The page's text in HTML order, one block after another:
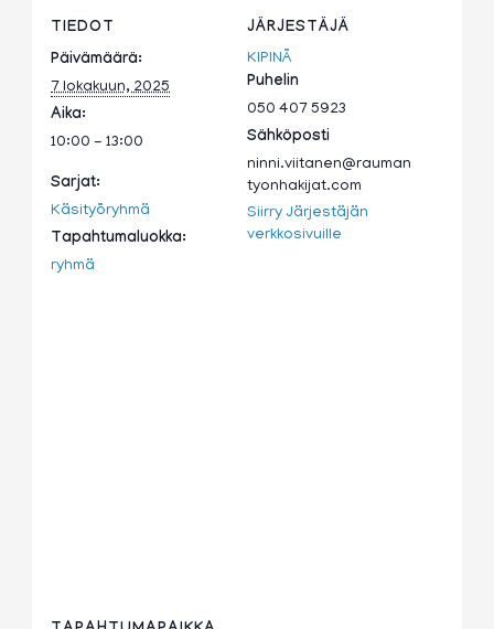
TIEDOT
Päivämäärä:
7 lokakuun, 2025
Aika:
10:00 - 13:00
Sarjat:
Käsityöryhmä
Tapahtumaluokka:
ryhmä
JÄRJESTÄJÄ
KIPINÄ
Puhelin
050 407 5923
Sähköposti
ninni.viitanen@rauman
tyonhakijat.com
Siirry Järjestäjän
verkkosivuille